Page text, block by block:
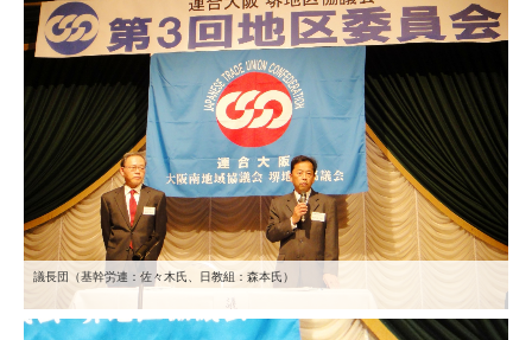
議長団（基幹労連：佐々木氏、日教組：森本氏）